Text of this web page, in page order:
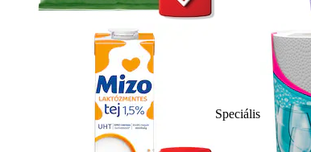
Speciális